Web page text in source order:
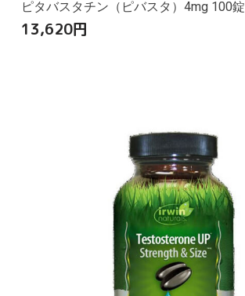
ピタバスタチン（ピバスタ）4mg 100錠
13,620円